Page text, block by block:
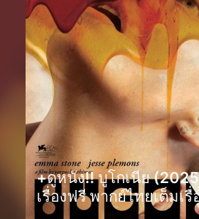
+ดูหนัง‼️ บูโกเนีย
เรื่องฟรี พากย์ไทยเต็มเรื่